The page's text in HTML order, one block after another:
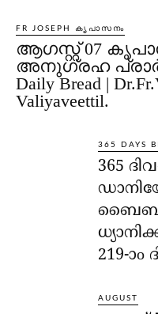
FR JOSEPH കൃപാസനം
ആഗസ്റ്റ് 07
അനുഗ്രഹ
Daily Bread |
Valiyaveettil.
365 DAYS
365
219-ാo
AUGUST